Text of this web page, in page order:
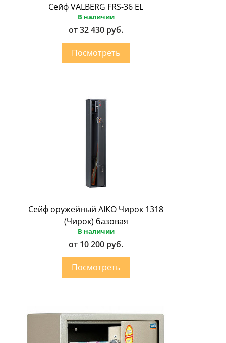
Сейф VALBERG FRS-36 EL
В наличии
от 32 430 руб.
Сейф оружейный AIKO Чирок 1318
(Чирок) базовая
В наличии
от 10 200 руб.